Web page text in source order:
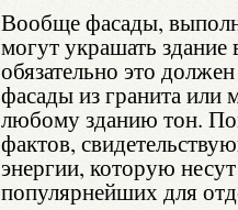
Вообще фасады,
могут украшать
обязательно это
фасады из гранита или
любому зданию тон.
фактов,
энергии, которую
популярнейших для